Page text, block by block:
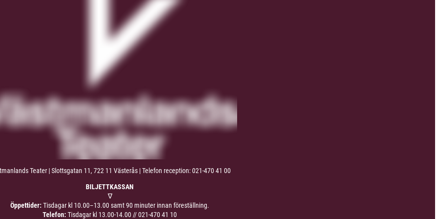
Teater | Slottsgatan 11, 722 11 Västerås | Telefon reception: 021-470 41 00
BILJETTKASSAN
∇
Öppettider: Tisdagar kl 10.00–13.00 samt 90 minuter innan föreställning.
Telefon: Tisdagar kl 13.00-14.00 //021-470 41 10